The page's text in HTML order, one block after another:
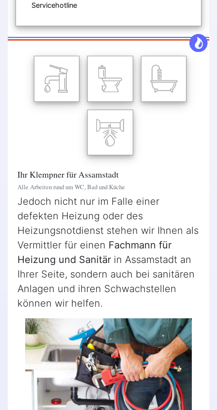
Servicehotline
Ihr Klempner für Assamstadt
Alle Arbeiten rund um WC, Bad und Küche
Jedoch nicht nur im Falle einer
defekten Heizung oder des
Heizungsnotdienst stehen wir Ihnen als
Vermittler für einen Fachmann für
Heizung und Sanitär in Assamstadt an
Ihrer Seite, sondern auch bei sanitären
Anlagen und ihren Schwachstellen
können wir helfen.